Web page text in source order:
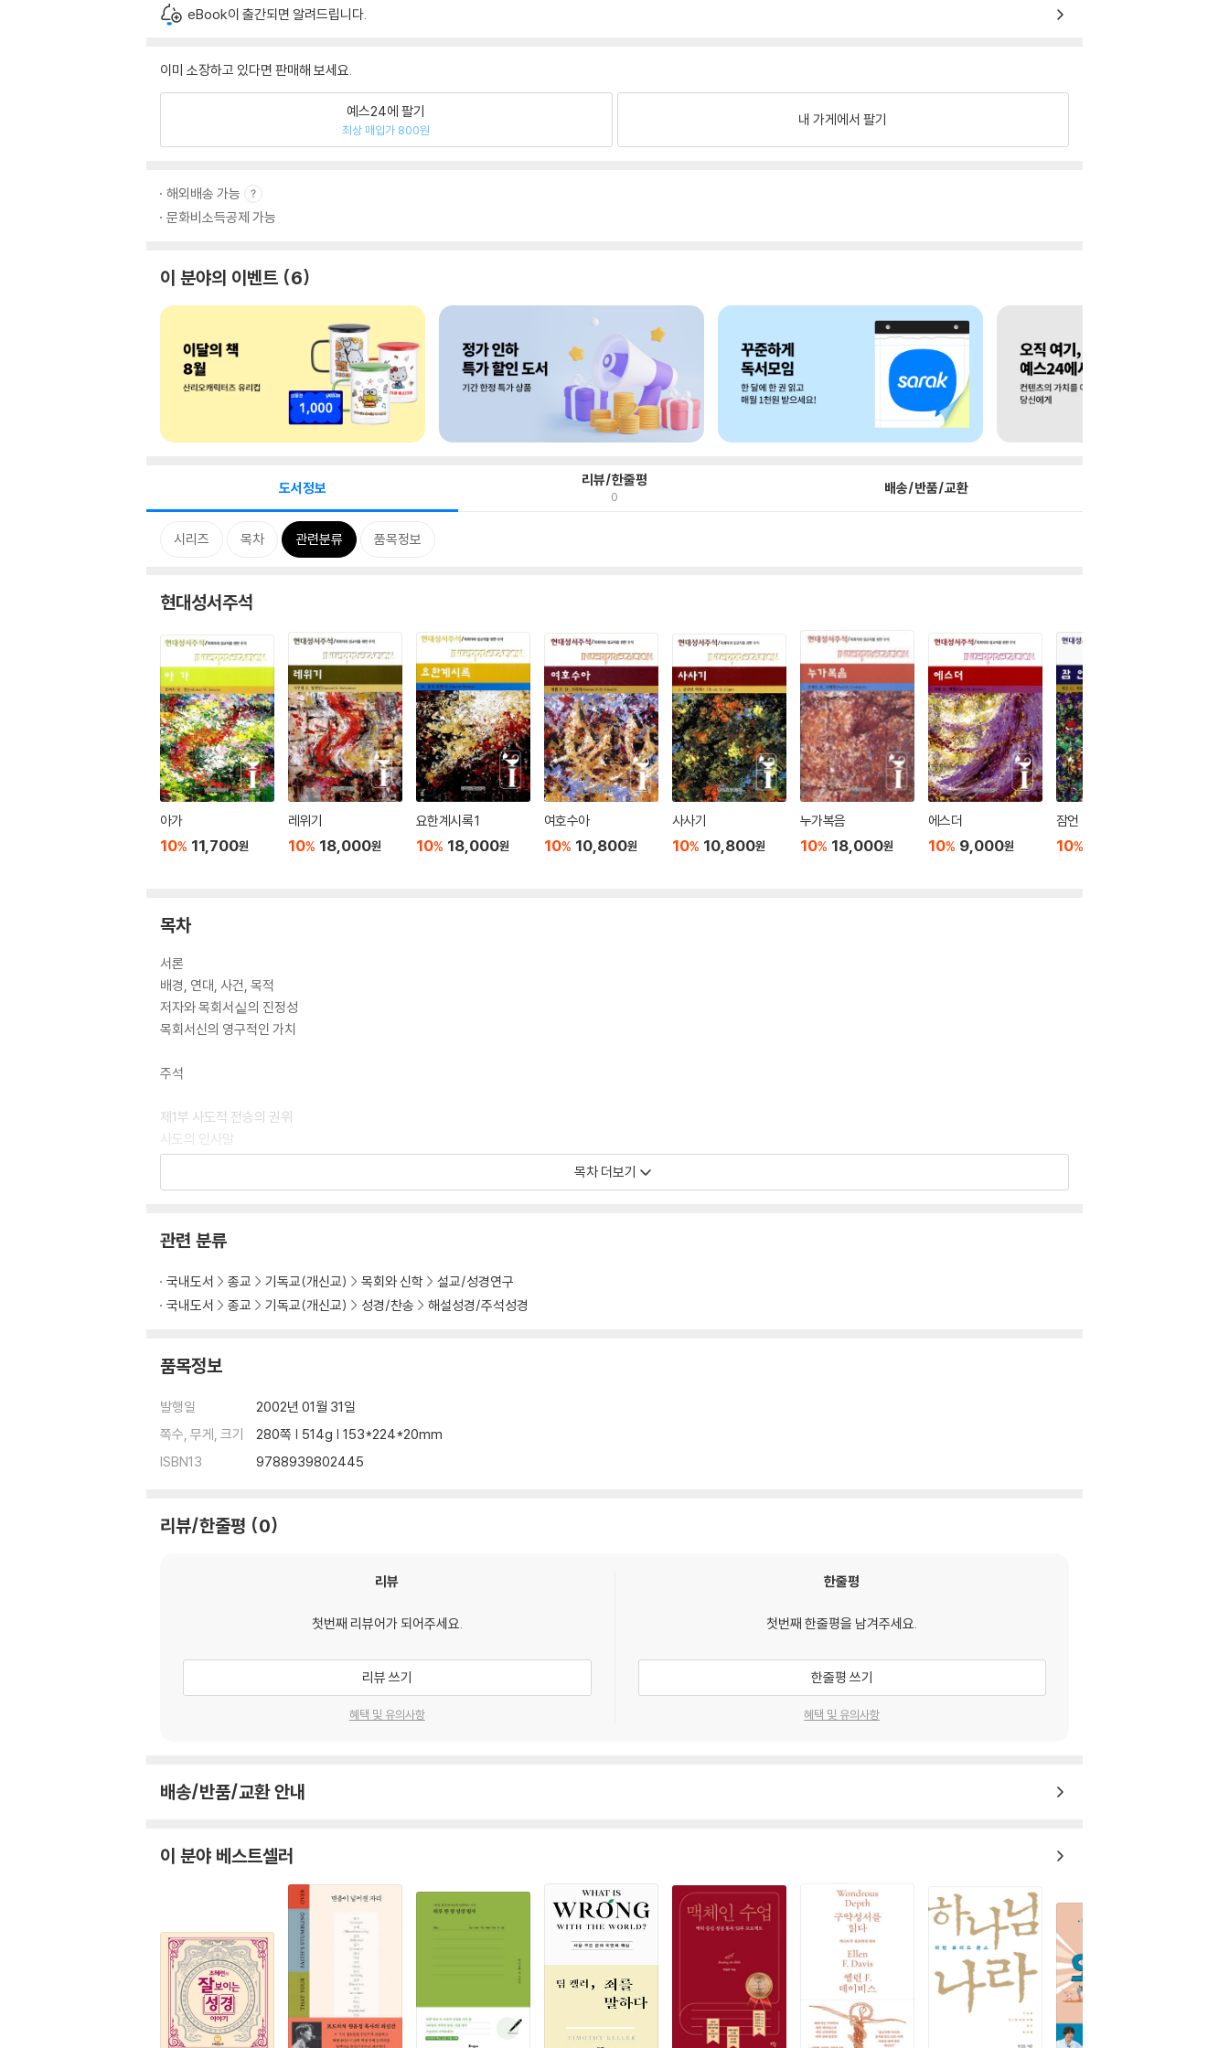
eBook이 출간되면 알려드립니다.
이미 소장하고 있다면 판매해 보세요.
예스24에 팔기
최상 매입가 800원
내 가게에서 팔기
해외배송 가능
문화비소득공제 가능
이 분야의 이벤트 6
도서정보 리뷰/한줄평
0 배송/반품/교환
시리즈 목차 관련분류 품목정보
현대성서주석
아가
10% 11,700원
레위기
10% 18,000원
요한계시록 1
10% 18,000원
여호수아
10% 10,800원
사사기
10% 10,800원
누가복음
10% 18,000원
에스더
10% 9,000원
잠언
10%
목차
서론
배경, 연대, 사건, 목적
저자와 목회서싵의 진정성
목회서신의 영구적인 가치
주석
제1부 사도적 전승의 권위
사도의 인사말
성경의 권위와 전승 수립
중보자 예수 그리스도
건전한 교리와 올바른 삶
교회에서의 예배와 의식
압제자와 압박받는 이들을 위한 훈계
목회상담, 권징, 그리고 훈계
제4부 올바른 성직 임명
목회에 대한 책임
목차 더보기
관련 분류
국내도서 종교 기독교(개신교) 목회와 신학
설교/성경연구
국내도서
종교 기독교(개신교) 성경/찬송 해설성경/주석성경
품목정보
발행일
2002년 01월 31일
쪽수, 무게, 크기
280쪽 | 514g | 153*224*20mm
ISBN13
9788939802445
리뷰/한줄평 0
리뷰
첫번째 리뷰어가 되어주세요.
리뷰 쓰기
혜택 및 유의사항
한줄평
첫번째 한줄평을 남겨주세요.
한줄평 쓰기
혜택 및 유의사항
배송/반품/교환 안내
이 분야 베스트셀러